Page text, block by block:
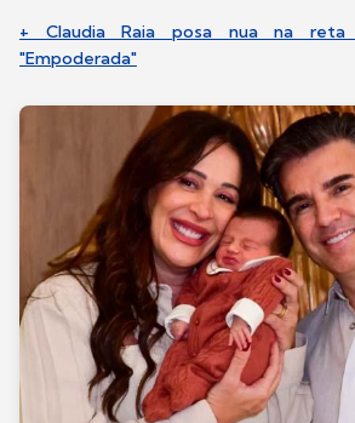
+ Claudia Raia posa nua na reta
"Empoderada"